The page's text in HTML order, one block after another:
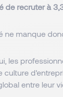
de recruter à
ne manque
les
culture
entre leur